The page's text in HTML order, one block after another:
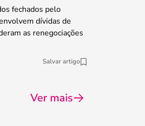
fechados pelo
dívidas de
as renegociações
Salvar artigo
Ver mais